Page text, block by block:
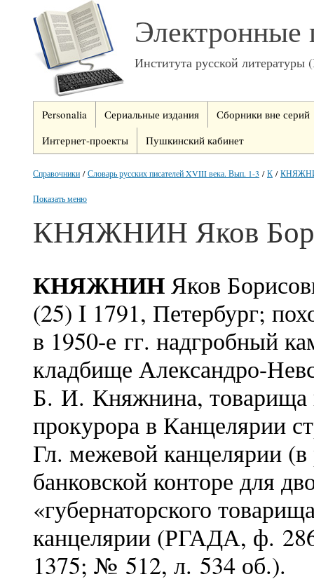
Электронные
Института русской
Personalia Сериальные издания
Сборники вне серий
Интернет-проекты
Пушкинский кабинет
Справочники /Словарь русских писателей XVIII века. Вып. 1-3 /К /
Показать меню
КНЯЖНИН Яков
КНЯЖНИНЯков
(25) I 1791, Петербург;
в 1950-е гг. надгробный
кладбище Александро-
Б. И. Княжнина, товарища
прокурора в Канцелярии
Гл. межевой канцелярии (в
банковской конторе для
«губернаторского
канцелярии (РГАДА, ф.
1375; № 512, л. 534 об.).